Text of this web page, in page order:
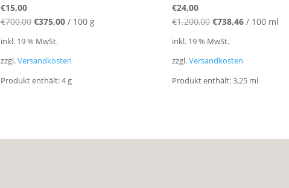
war:
€15,00Aktueller
Preis
€700,00 €375,00/ 100 g
inkl. 19 % MwSt.
zzgl.Versandkosten
Produkt enthält: 4g
war:
€24,00Aktueller
Preis
€1.200,00 €738,46/ 100 ml
inkl. 19 % MwSt.
zzgl.Versandkosten
Produkt enthält: 3,25 ml